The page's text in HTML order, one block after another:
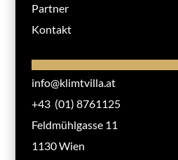
Partner
Kontakt
info@klimtvilla.at
+43 (01) 8761125
Feldmühlgasse 11
1130 Wien